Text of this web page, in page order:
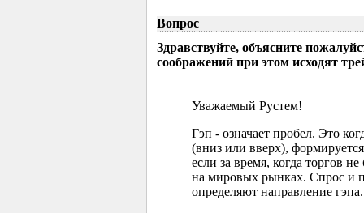
Вопрос
Здравствуйте, объясните
соображений при этом исходят
Уважаемый Рустем!
Гэп - означает пробел. Это
(вниз или вверх),
если за время, когда торгов
на мировых рынках. Спрос и
определяют направление гэпа.